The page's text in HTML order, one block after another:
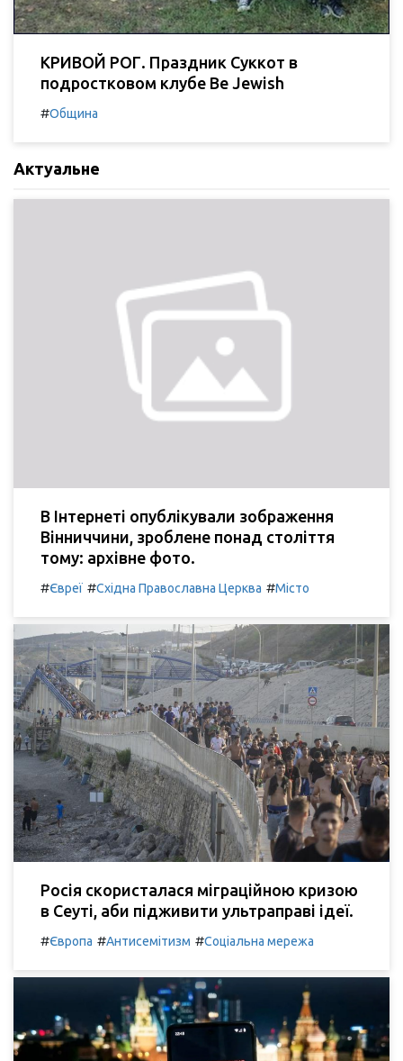
КРИВОЙ РОГ. Праздник Суккот в
подростковом клубе Be Jewish
#Община
Актуальне
В Інтернеті опублікували зображення
Вінниччини, зроблене понад століття
тому: архівне фото.
#Євреї #Східна Православна Церква #Місто
Росія скористалася міграційною кризою
в Сеуті, аби підживити ультраправі ідеї.
#Європа #Антисемітизм #Соціальна мережа